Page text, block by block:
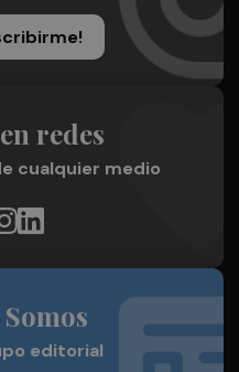
redes
cualquier medio
editorial